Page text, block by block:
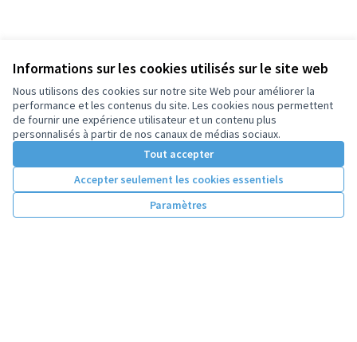
Informations sur les cookies utilisés sur le site web
Nous utilisons des cookies sur notre site Web pour améliorer la
performance et les contenus du site. Les cookies nous permettent
de fournir une expérience utilisateur et un contenu plus
personnalisés à partir de nos canaux de médias sociaux.
Tout accepter
Accepter seulement les cookies essentiels
Paramètres